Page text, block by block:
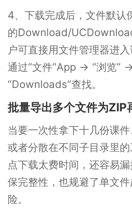
4、下载完成后，文件默认
的Download/
户可直接用文件管理器进
通过“文件”App → “浏览”
“Downloads”查找。
批量导出多个文件为ZIP
当要一次性拿下十几份课件
或者分散在不同子目录里
点下载太费时间，还容易
保完整性，也规避了单文
险。